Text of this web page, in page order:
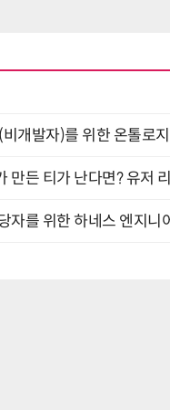
개발자)를 위한 온톨로
만든 티가 난다면? 유저
자를 위한 하네스 엔지